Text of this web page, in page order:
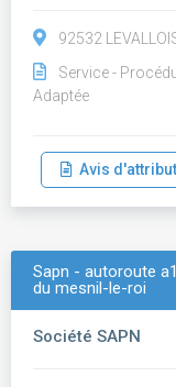
92532
Service -
Adaptée
Avis
Sapn - autoroute
du mesnil-le-roi
Société SAPN